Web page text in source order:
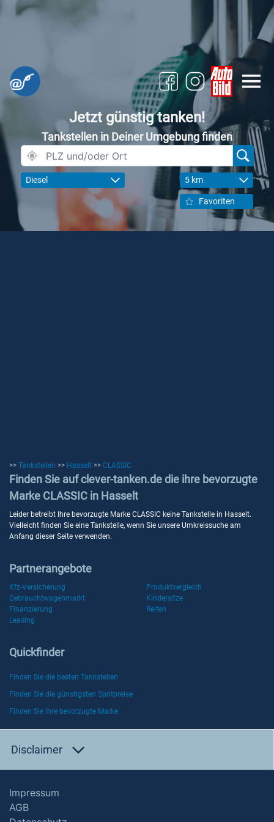
Jetzt günstig tanken!
Tankstellen in Deiner Umgebung finden
Diesel 5 km
Favoriten
>> Tankstellen >> Hasselt >> CLASSIC
Finden Sie auf clever-tanken.de die ihre bevorzugte
Marke CLASSIC in Hasselt
Leider betreibt Ihre bevorzugte Marke CLASSIC keine Tankstelle in Hasselt.
Vielleicht finden Sie eine Tankstelle, wenn Sie unsere Umkreissuche am
Anfang dieser Seite verwenden.
Partnerangebote
Kfz-Versicherung
Produktvergleich
Gebrauchtwagenmarkt
Kindersitze
Finanzierung
Reifen
Leasing
Quickfinder
Finden Sie die besten Tankstellen
Finden Sie die günstigsten Spritpreise
Finden Sie Ihre bevorzugte Marke
Disclaimer
Impressum
AGB